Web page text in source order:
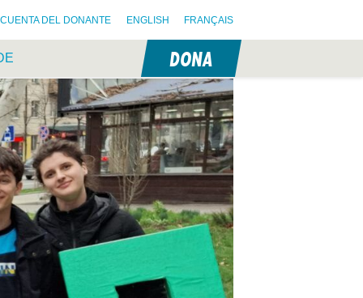
CUENTA DEL DONANTE ENGLISH FRANÇAIS
DONA